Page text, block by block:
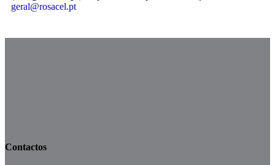
geral@rosacel.pt
Contactos